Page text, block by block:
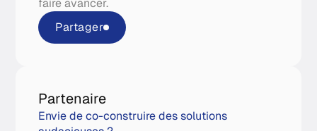
faire avancer.
Partager
Partenaire
Envie de co-construire des solutions